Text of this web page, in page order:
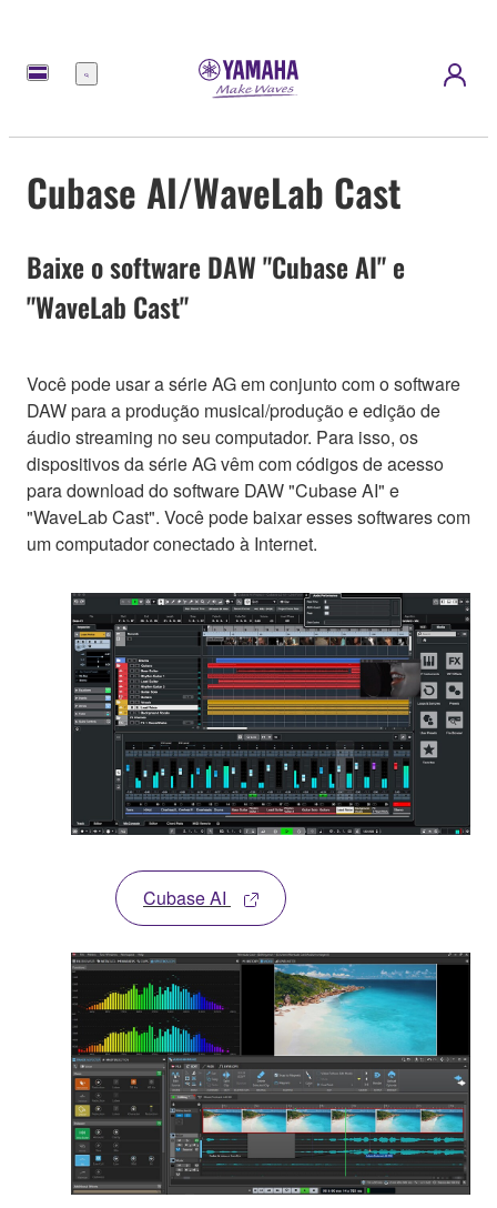
Menu
Cubase AI/WaveLab Cast
Baixe o software DAW "Cubase AI" e
"WaveLab Cast"
Você pode usar a série AG em conjunto com o software
DAW para a produção musical/produção e edição de
áudio streaming no seu computador. Para isso, os
dispositivos da série AG vêm com códigos de acesso
para download do software DAW "Cubase AI" e
"WaveLab Cast". Você pode baixar esses softwares com
um computador conectado à Internet.
Cubase AI